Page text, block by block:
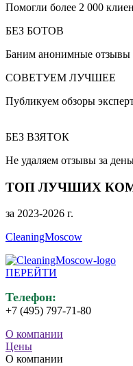
Помогли более 2 000
БЕЗ БОТОВ
Баним анонимные отзывы
СОВЕТУЕМ ЛУЧШЕЕ
Публикуем обзоры
БЕЗ ВЗЯТОК
Не удаляем отзывы за
ТОП ЛУЧШИХ
за 2023-2026 г.
CleaningMoscow
ПЕРЕЙТИ
Телефон:
+7 (495) 797-71-80
О компании
Цены
О компании